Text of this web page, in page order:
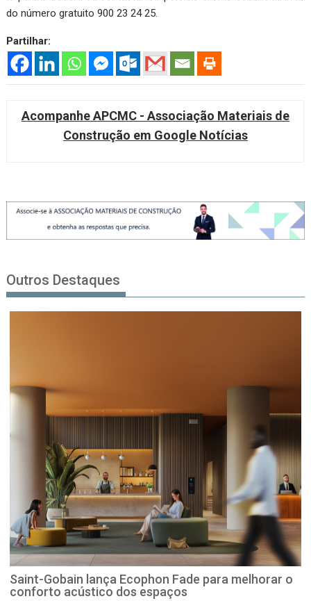
do número gratuito 900 23 24 25.
Partilhar:
Acompanhe APCMC - Associação Materiais de
Construção em Google Notícias
Outros Destaques
Saint-Gobain lança Ecophon Fade para melhorar o
conforto acústico dos espaços